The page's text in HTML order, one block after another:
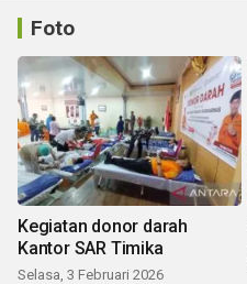
Foto
Kegiatan donor darah
Kantor SAR Timika
Selasa, 3 Februari 2026